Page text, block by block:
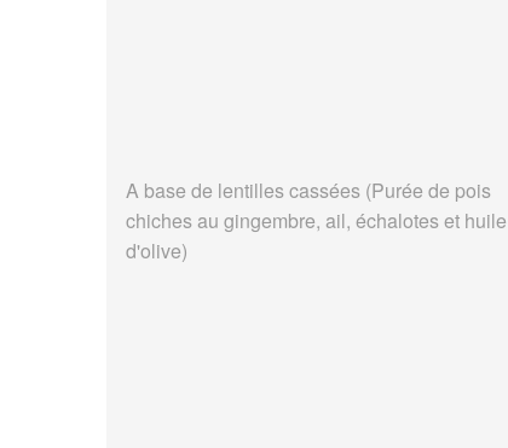
A base de lentilles cassées (Purée de pois
chiches au gingembre, ail, échalotes et huile
d'olive)